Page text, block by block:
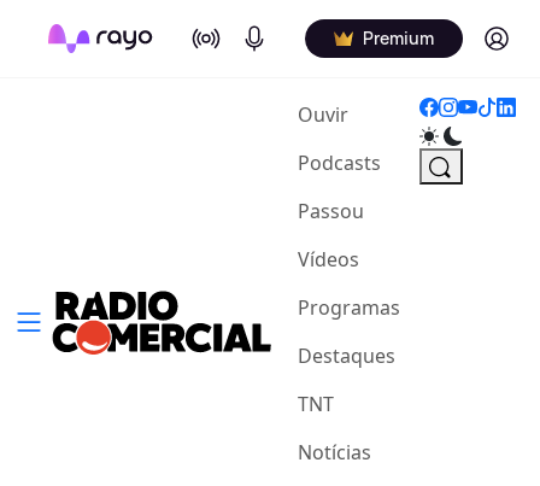
On Air Podcasts Premium Log in
Ouvir(current)
Podcasts
Passou
Vídeos
Programas
Destaques
TNT
Notícias